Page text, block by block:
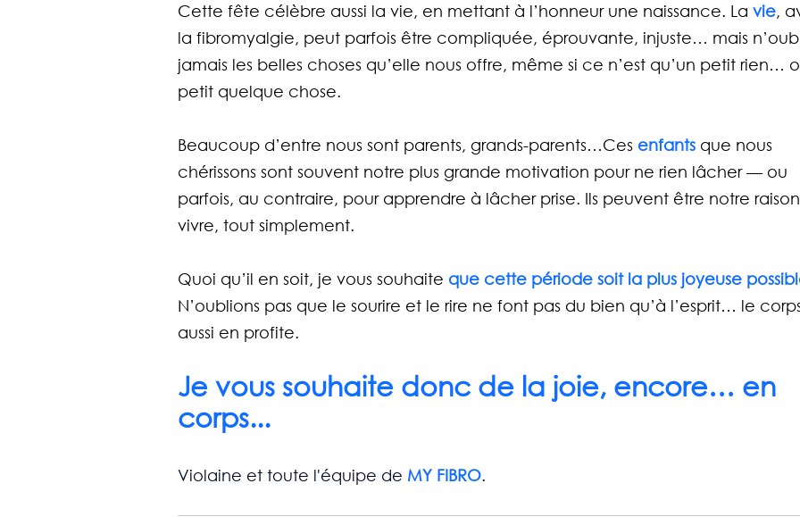
Cette fête célèbre aussi la vie, en mettant à l’honneur une naissance. La vie,
la fibromyalgie, peut parfois être compliquée, éprouvante, injuste… mais
jamais les belles choses qu’elle nous offre, même si ce n’est qu’un petit rien…
petit quelque chose.
Beaucoup d’entre nous sont parents, grands-parents…Ces enfants que nous
chérissons sont souvent notre plus grande motivation pour ne rien lâcher — ou
parfois, au contraire, pour apprendre à lâcher prise. Ils peuvent être notre
vivre, tout simplement.
Quoi qu’il en soit, je vous souhaite que cette période soit la plus joyeuse
N’oublions pas que le sourire et le rire ne font pas du bien qu’à l’esprit… le
aussi en profite.
Je vous souhaite donc de la joie, encore… en
corps...
Violaine et toute l'équipe de MY FIBRO.